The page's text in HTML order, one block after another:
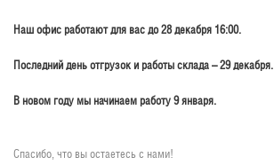
Наш офис работают для вас до 28 декабря 16:00.
Последний день отгрузок и работы склада – 29 декабря.
В новом году мы начинаем работу 9 января.
Спасибо, что вы остаетесь с нами!